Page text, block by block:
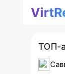
Перейти
ТОП-